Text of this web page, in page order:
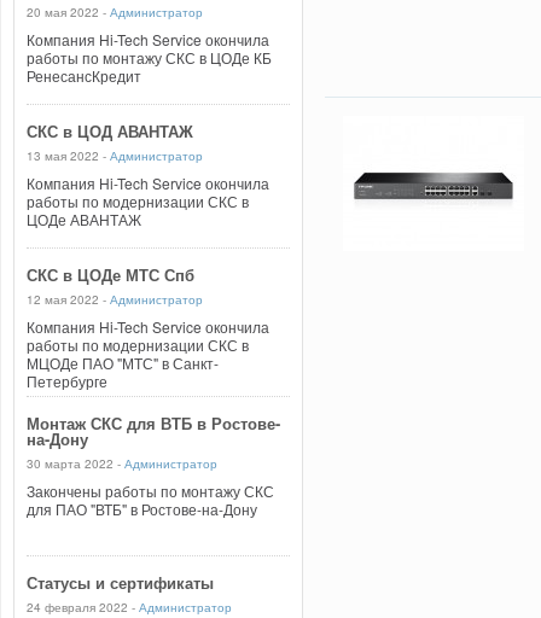
20 мая 2022 - Администратор
Компания Hi-Tech Service окончила
работы по монтажу СКС в ЦОДе КБ
РенесансКредит
СКС в ЦОД АВАНТАЖ
13 мая 2022 - Администратор
Компания Hi-Tech Service окончила
работы по модернизации СКС в
ЦОДе АВАНТАЖ
СКС в ЦОДе МТС Спб
12 мая 2022 - Администратор
Компания Hi-Tech Service окончила
работы по модернизации СКС в
МЦОДе ПАО "МТС" в Санкт-
Петербурге
Монтаж СКС для ВТБ в Ростове-
на-Дону
30 марта 2022 - Администратор
Закончены работы по монтажу СКС
для ПАО "ВТБ" в Ростове-на-Дону
Статусы и сертификаты
24 февраля 2022 - Администратор